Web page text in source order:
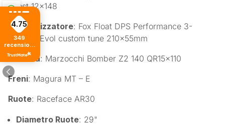
Boost 12×148
Ammortizzatore: Fox Float DPS Performance 3-
Position Evol custom tune 210x55mm
Forcella: Marzocchi Bomber Z2 140 QR15x110
Freni: Magura MT – E
Ruote: Raceface AR30
Diametro Ruote: 29"
4.75
349
recensioni
di tutti i